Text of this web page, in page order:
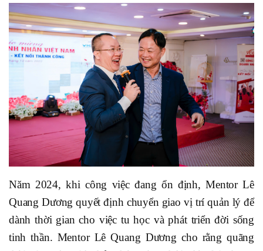
Năm 2024, khi công việc đang ổn định, Mentor Lê
Quang Dương quyết định chuyển giao vị trí quản lý để
dành thời gian cho việc tu học và phát triển đời sống
tinh thần. Mentor Lê Quang Dương cho rằng quãng